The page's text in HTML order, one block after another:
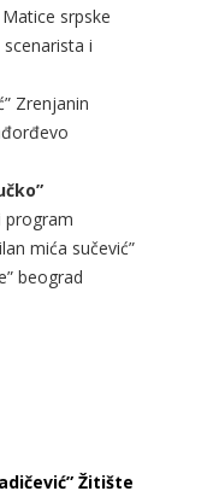
srpske
i
Zrenjanin
program
mića sučević”
beograd
Žitište